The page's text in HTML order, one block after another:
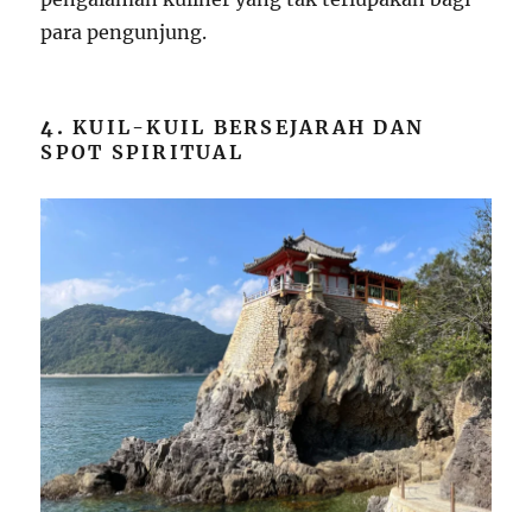
para pengunjung.
4.KUIL-KUIL BERSEJARAH DAN
SPOT SPIRITUAL